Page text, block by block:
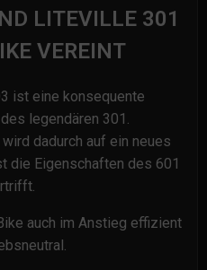
LITEVILLE 301
VEREINT
ist eine konsequente
legendären 301.
dadurch auf ein neues
die Eigenschaften des 601
auch im Anstieg effizient